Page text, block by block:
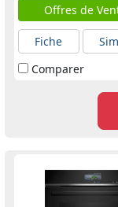
Offres de
Fiche
Comparer